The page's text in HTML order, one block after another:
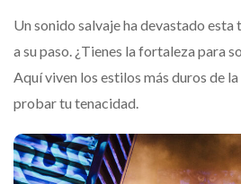
Un sonido salvaje ha devastado
a su paso. ¿Tienes la fortaleza para
Aquí viven los estilos más duros de la
probar tu tenacidad.